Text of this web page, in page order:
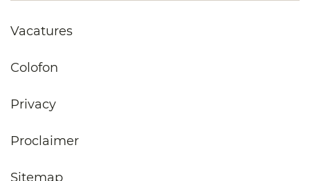
Vacatures
Colofon
Privacy
Proclaimer
Sitemap